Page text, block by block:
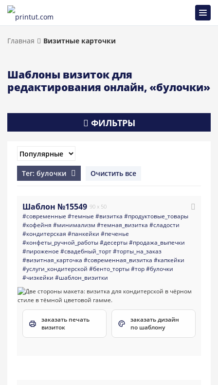
Главная Визитные карточки
Шаблоны визиток для
редактирования онлайн, «булочки»
ФИЛЬТРЫ
Тег: булочки Очистить все
Шаблон №15549 90 x 50
#современные #темные #визитка #продуктовые_товары
#кофейня #минимализм #темная_визитка #сладости
#кондитерская #панкейки #печенье
#конфеты_ручной_работы#десерты#продажа_выпечки
#пироженое #свадебный_торт#торты_на_заказ
#визитная_карточка #современная_визитка #капкейки
#услуги_кондитерской #бенто_торты#тор#булочки
#чизкейки #шаблон_визитки
заказать печать
визиток
заказать дизайн
по шаблону